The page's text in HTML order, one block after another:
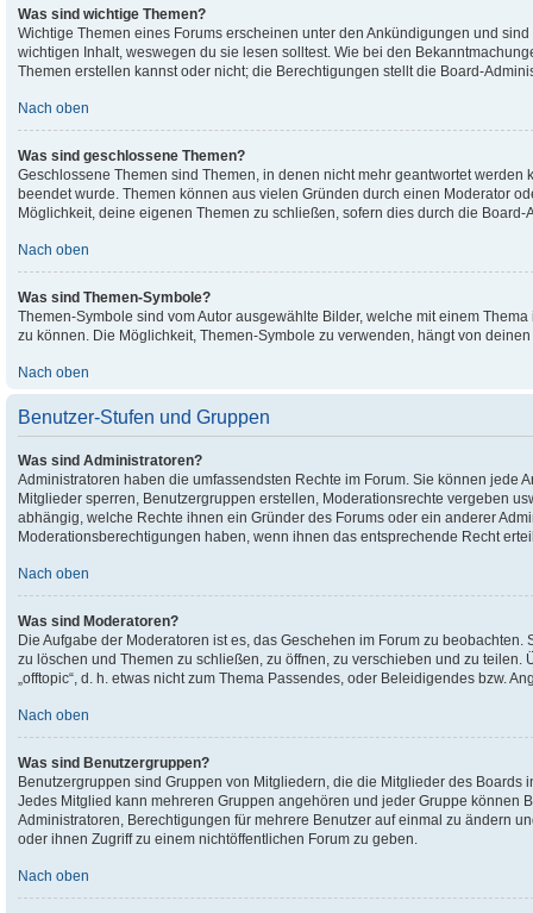
Was sind wichtige Themen?
Wichtige Themen eines Forums erscheinen unter den Ankündigungen und
wichtigen Inhalt, weswegen du sie lesen solltest. Wie bei den
Themen erstellen kannst oder nicht; die Berechtigungen stellt die Board-
Nach oben
Was sind geschlossene Themen?
Geschlossene Themen sind Themen, in denen nicht mehr geantwortet
beendet wurde. Themen können aus vielen Gründen durch einen Moderator
Möglichkeit, deine eigenen Themen zu schließen, sofern dies durch die Board-
Nach oben
Was sind Themen-Symbole?
Themen-Symbole sind vom Autor ausgewählte Bilder, welche mit einem
zu können. Die Möglichkeit, Themen-Symbole zu verwenden, hängt von
Nach oben
Benutzer-Stufen und Gruppen
Was sind Administratoren?
Administratoren haben die umfassendsten Rechte im Forum. Sie können jede
Mitglieder sperren, Benutzergruppen erstellen, Moderationsrechte vergeben
abhängig, welche Rechte ihnen ein Gründer des Forums oder ein anderer
Moderationsberechtigungen haben, wenn ihnen das entsprechende Recht
Nach oben
Was sind Moderatoren?
Die Aufgabe der Moderatoren ist es, das Geschehen im Forum zu
zu löschen und Themen zu schließen, zu öffnen, zu verschieben und zu
„offtopic“, d. h. etwas nicht zum Thema Passendes, oder Beleidigendes bzw.
Nach oben
Was sind Benutzergruppen?
Benutzergruppen sind Gruppen von Mitgliedern, die die Mitglieder des
Jedes Mitglied kann mehreren Gruppen angehören und jeder Gruppe können
Administratoren, Berechtigungen für mehrere Benutzer auf einmal zu ändern
oder ihnen Zugriff zu einem nichtöffentlichen Forum zu geben.
Nach oben